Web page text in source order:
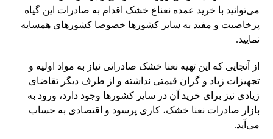
می‌توانید با خرید عمده نعناع خشک اقدام به صادرات این گیاه
پرخاصیت و مفید به سایر کشورها خصوصا کشورهای همسایه
نمایید.
از آنجایی که این تهیه نعنا خشک صادراتی نیاز به مواد اولیه و
تجهیزات زیاد و گران قیمتی نداشته و از طرف دیگر تقاضای
زیادی نیز برای خرید آن در سایر کشورها وجود دارد، ورود به
بازار صادرات نعنا خشک، کاری پرسود و اقتصادی به حساب
می‌آید.